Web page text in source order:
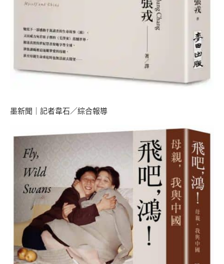
墨新聞 ｜記者韋石／綜合報導